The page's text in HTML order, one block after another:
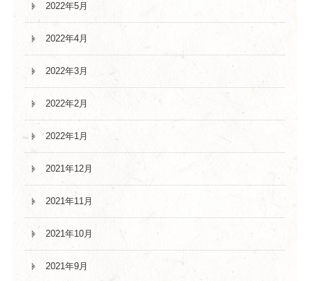
2022年5月
2022年4月
2022年3月
2022年2月
2022年1月
2021年12月
2021年11月
2021年10月
2021年9月